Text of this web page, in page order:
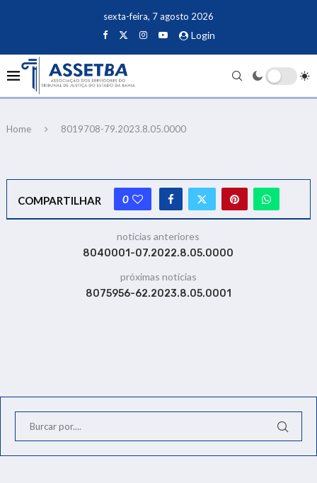
sexta-feira, 7 agosto 2026
Login
Home 8019708-79.2023.8.05.0000
COMPARTILHAR 0
notícias anteriores
8040001-07.2022.8.05.0000
próximas notícias
8075956-62.2023.8.05.0001